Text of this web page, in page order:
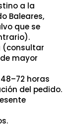
a la
Baleares,
que se
(consultar
mayor
horas
del pedido.